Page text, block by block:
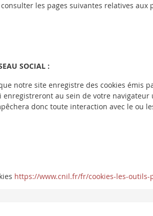
les pages suivantes relatives
SOCIAL :
notre site enregistre des cookies émis
au sein de votre
donc toute interaction avec le ou
https://www.cnil.fr/fr/cookies-les-